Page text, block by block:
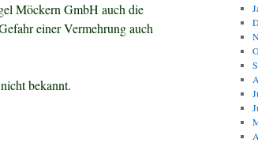
Möckern GmbH auch die
einer Vermehrung auch
bekannt.